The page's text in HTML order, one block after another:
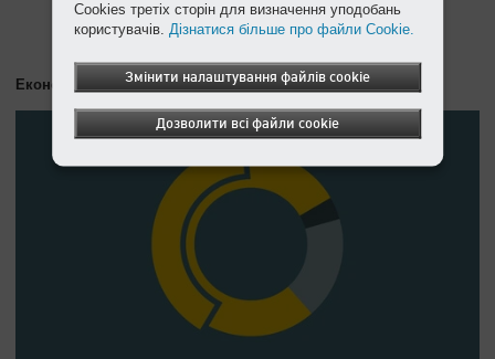
Економія витрат на енергію
Cookies третіх сторін для визначення уподобань
користувачів. Дізнатися більше про файли Cookie.
Змінити налаштування файлів cookie
Дозволити всі файли cookie